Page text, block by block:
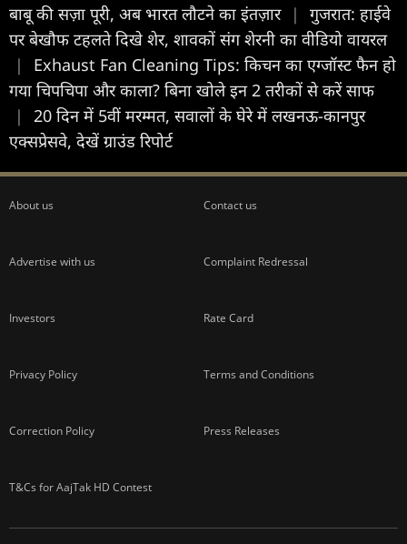
बाबू की सज़ा पूरी, अब भारत लौटने का इंतज़ार |
गुजरात: हाईवे
पर बेखौफ टहलते दिखे शेर, शावकों संग शेरनी का वीडियो वायरल
|
Exhaust Fan Cleaning Tips: किचन का एग्जॉस्ट फैन हो
गया चिपचिपा और काला? बिना खोले इन 2 तरीकों से करें साफ
|
20 दिन में 5वीं मरम्मत, सवालों के घेरे में लखनऊ-कानपुर
एक्सप्रेसवे, देखें ग्राउंड रिपोर्ट
About us Contact us
Advertise with us Complaint Redressal
Investors Rate Card
Privacy Policy Terms and Conditions
Correction Policy Press Releases
T&Cs for AajTak HD Contest